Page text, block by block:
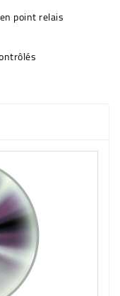
point relais